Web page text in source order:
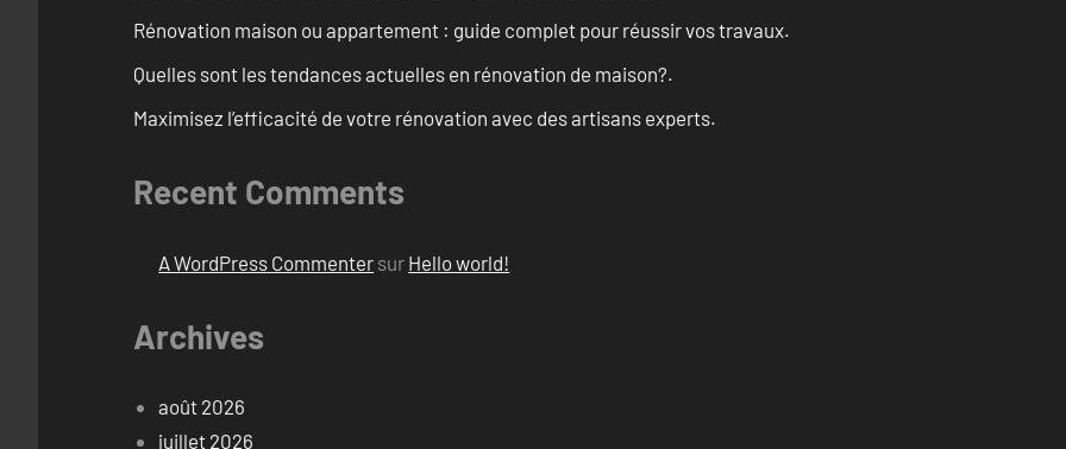
Rénovation maison ou appartement : guide complet pour réussir vos travaux.
Quelles sont les tendances actuelles en rénovation de maison?.
Maximisez l’efficacité de votre rénovation avec des artisans experts.
Recent Comments
A WordPress Commenter sur Hello world!
Archives
août 2026
juillet 2026